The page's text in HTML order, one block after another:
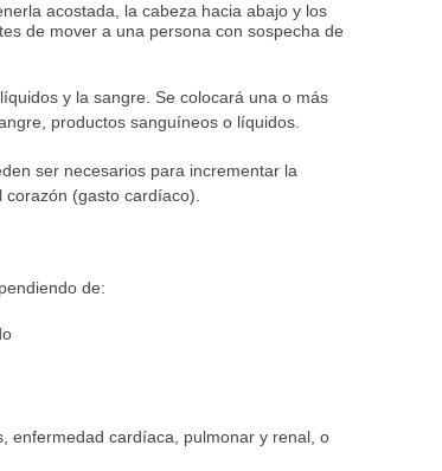
acostada, la cabeza hacia abajo y los
de mover a una persona con sospecha de
y la sangre. Se colocará una o más
productos sanguíneos o líquidos.
ser necesarios para incrementar la
corazón (gasto cardíaco).
de:
enfermedad cardíaca, pulmonar y renal, o